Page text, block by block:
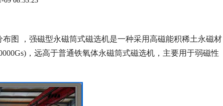
图 ，强磁型永磁筒式磁选机是一种采用高磁能积稀土永磁材
，远高于普通铁氧体永磁筒式磁选机，主要用于弱磁性